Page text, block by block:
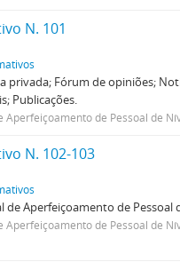
N. 101
privada; Fórum de opiniões;
Publicações.
Aperfeiçoamento de Pessoal de
N. 102-103
de Aperfeiçoamento de Pessoal
Aperfeiçoamento de Pessoal de